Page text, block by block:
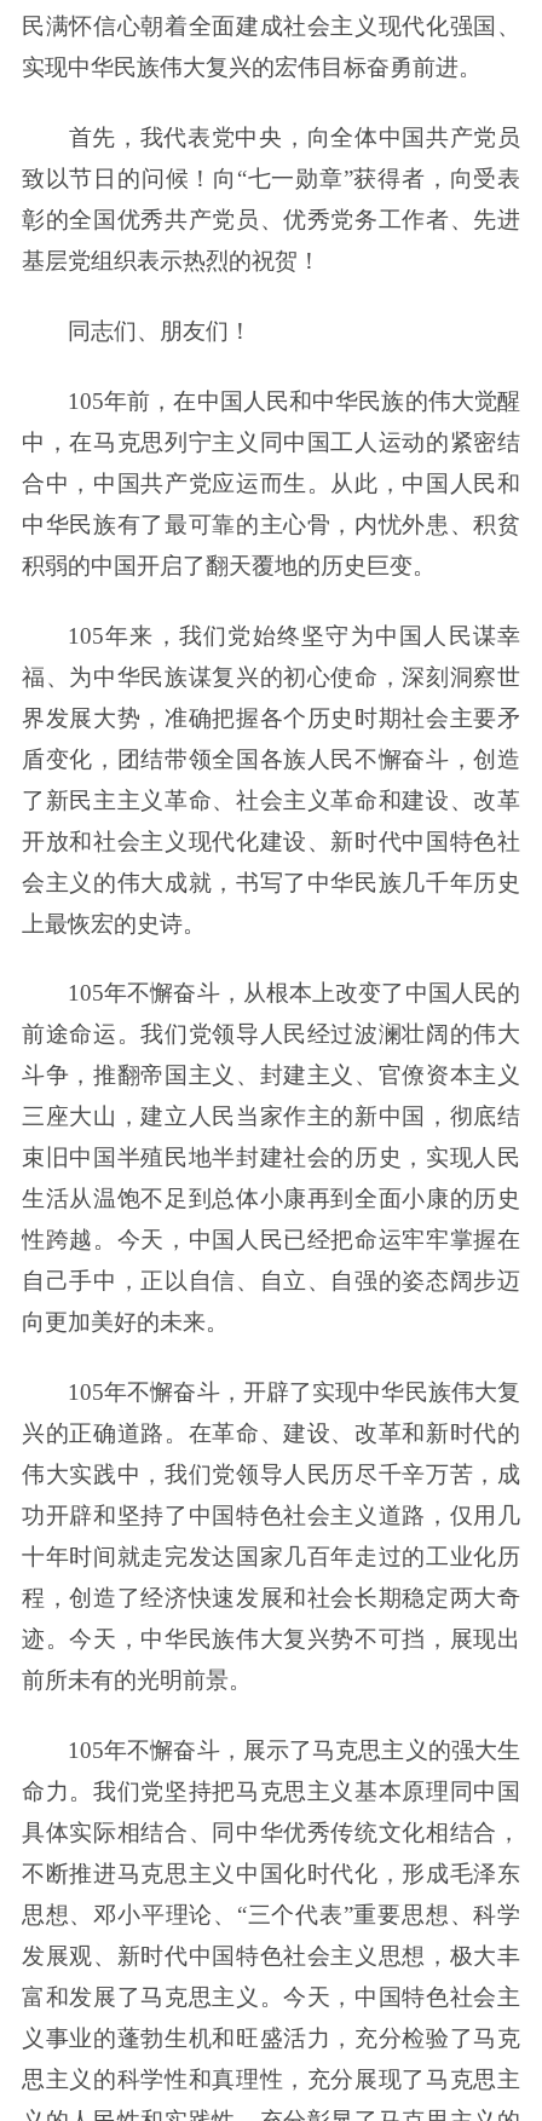
民满怀信心朝着全面建成社会主义现代化强国、
实现中华民族伟大复兴的宏伟目标奋勇前进。
首先，我代表党中央，向全体中国共产党员
致以节日的问候！向“七一勋章”获得者，向受表
彰的全国优秀共产党员、优秀党务工作者、先进
基层党组织表示热烈的祝贺！
同志们、朋友们！
105年前，在中国人民和中华民族的伟大觉醒
中，在马克思列宁主义同中国工人运动的紧密结
合中，中国共产党应运而生。从此，中国人民和
中华民族有了最可靠的主心骨，内忧外患、积贫
积弱的中国开启了翻天覆地的历史巨变。
105年来，我们党始终坚守为中国人民谋幸
福、为中华民族谋复兴的初心使命，深刻洞察世
界发展大势，准确把握各个历史时期社会主要矛
盾变化，团结带领全国各族人民不懈奋斗，创造
了新民主主义革命、社会主义革命和建设、改革
开放和社会主义现代化建设、新时代中国特色社
会主义的伟大成就，书写了中华民族几千年历史
上最恢宏的史诗。
105年不懈奋斗，从根本上改变了中国人民的
前途命运。我们党领导人民经过波澜壮阔的伟大
斗争，推翻帝国主义、封建主义、官僚资本主义
三座大山，建立人民当家作主的新中国，彻底结
束旧中国半殖民地半封建社会的历史，实现人民
生活从温饱不足到总体小康再到全面小康的历史
性跨越。今天，中国人民已经把命运牢牢掌握在
自己手中，正以自信、自立、自强的姿态阔步迈
向更加美好的未来。
105年不懈奋斗，开辟了实现中华民族伟大复
兴的正确道路。在革命、建设、改革和新时代的
伟大实践中，我们党领导人民历尽千辛万苦，成
功开辟和坚持了中国特色社会主义道路，仅用几
十年时间就走完发达国家几百年走过的工业化历
程，创造了经济快速发展和社会长期稳定两大奇
迹。今天，中华民族伟大复兴势不可挡，展现出
前所未有的光明前景。
105年不懈奋斗，展示了马克思主义的强大生
命力。我们党坚持把马克思主义基本原理同中国
具体实际相结合、同中华优秀传统文化相结合，
不断推进马克思主义中国化时代化，形成毛泽东
思想、邓小平理论、“三个代表”重要思想、科学
发展观、新时代中国特色社会主义思想，极大丰
富和发展了马克思主义。今天，中国特色社会主
义事业的蓬勃生机和旺盛活力，充分检验了马克
思主义的科学性和真理性，充分展现了马克思主